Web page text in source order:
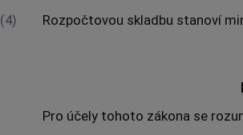
(4)
Rozpočtovou skladbu stanoví
Pro účely tohoto zákona se